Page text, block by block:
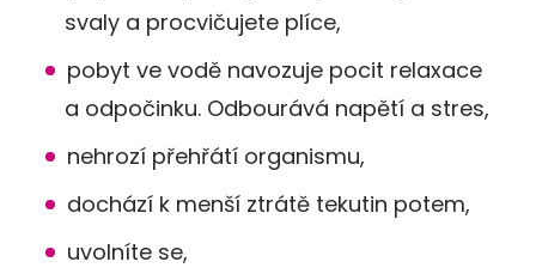
svaly a procvičujete plíce,
pobyt ve vodě navozuje pocit relaxace
a odpočinku. Odbourává napětí a stres,
nehrozí přehřátí organismu,
dochází k menší ztrátě tekutin potem,
uvolníte se,